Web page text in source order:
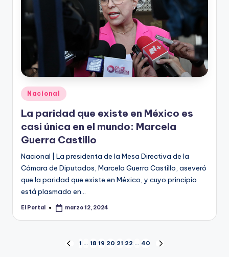
Publicado
en
Nacional
La paridad que existe en México es
casi única en el mundo: Marcela
Guerra Castillo
Nacional | La presidenta de la Mesa Directiva de la
Cámara de Diputados, Marcela Guerra Castillo, aseveró
que la paridad que existe en México, y cuyo principio
está plasmado en…
Publicado
El Portal marzo 12, 2024
Paginación
PÁGINA
1 … 18 19 20 21 22 … 40